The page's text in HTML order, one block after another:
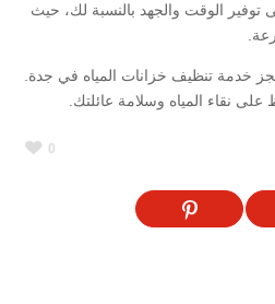
توفير الوقت والجهد بالنسبة لك، حيث
خدمة تنظيف خزانات المياه في جدة.
نقاء المياه وسلامة عائلتك.
0